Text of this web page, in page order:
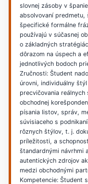
slovnej zásoby v
absolvovaní
špecifické formálne
používajú v súčasnej
o základných
dôrazom na úspech a
jednotlivých bodoch
Zručnosti: Študent
úrovni, individuálny
precvičovania
obchodnej
písania listov, správ,
súvisiaceho s
rôznych štýlov, t. j.
príležitosti, a
štandardnými návrhmi
autentických zdrojov
medzi obchodnými
Kompetencie: Študent